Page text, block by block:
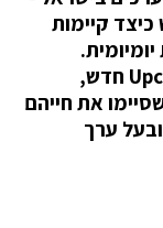
קיימות
סטודיו MOLET השלים פרויקט Upcycling חדש,
את חייהם
ערך